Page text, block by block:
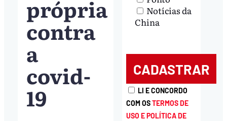
própria
contra
a
covid-
19
Notícias da
China
LI E CONCORDO
COM OSTERMOS DE
USO E POLÍTICA DE